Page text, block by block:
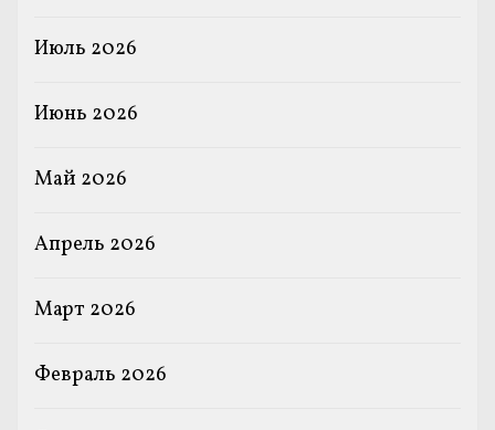
Июль 2026
Июнь 2026
Май 2026
Апрель 2026
Март 2026
Февраль 2026